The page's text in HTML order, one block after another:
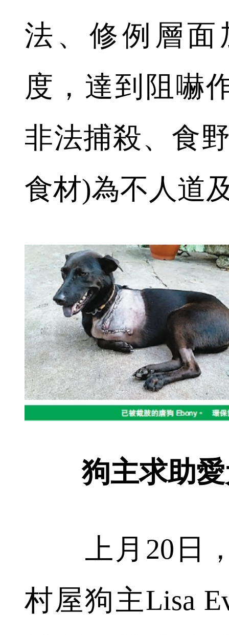
法、修例層
度，達到阻嚇
非法捕殺、食
食材)為不人道
狗主求助
上月20日，
村屋狗主Lisa